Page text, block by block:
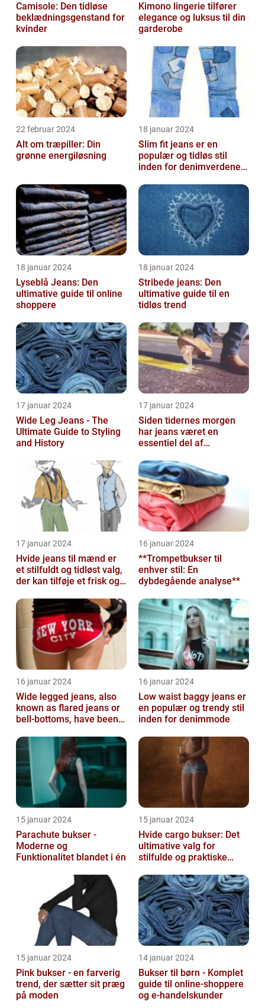
Camisole: Den tidløse
beklædningsgenstand for
kvinder
Kimono lingerie tilfører
elegance og luksus til din
garderobe
22 februar 2024
Alt om træpiller: Din
grønne energiløsning
18 januar 2024
Slim fit jeans er en
populær og tidløs stil
inden for denimverdenen,
pasform o...
18 januar 2024
Lyseblå Jeans: Den
ultimative guide til online
shoppere
18 januar 2024
Stribede jeans: Den
ultimative guide til en
tidløs trend
17 januar 2024
Wide Leg Jeans - The
Ultimate Guide to Styling
and History
17 januar 2024
Siden tidernes morgen
har jeans været en
essentiel del af
mange mennesker
17 januar 2024
Hvide jeans til mænd er
et stilfuldt og tidløst valg,
der kan tilføje et frisk og
16 januar 2024
**Trompetbukser til
enhver stil: En
dybdegående analyse**
16 januar 2024
Wide legged jeans, also
known as flared jeans or
bell-bottoms, have been a
wor...
16 januar 2024
Low waist baggy jeans er
en populær og trendy stil
inden for denimmode
15 januar 2024
Parachute bukser -
Moderne og
Funktionalitet blandet i én
15 januar 2024
Hvide cargo bukser: Det
ultimative valg for
stilfulde og praktiske
15 januar 2024
Pink bukser - en farverig
trend, der sætter sit præg
på moden
14 januar 2024
Bukser til børn - Komplet
guide til online-shoppere
og e-handelskunder